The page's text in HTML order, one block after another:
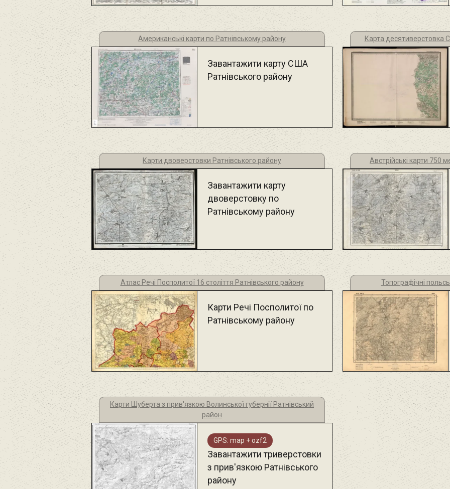
Американські карти по Ратнівському району
Завантажити карту США
Ратнівського району
Карта десятиверстовка
Карти двоверстовки Ратнівського району
Завантажити карту
двоверстовку по
Ратнівському району
Австрійські карти 750
Атлас Речі Посполитої 16 століття Ратнівського району
Карти Речі Посполитої по
Ратнівському району
Топографічні
Карти Шуберта з прив'язкою Волинської губернії Ратнівський
район
GPS: map + ozf2
Завантажити триверстовки
з прив'язкою Ратнівського
району